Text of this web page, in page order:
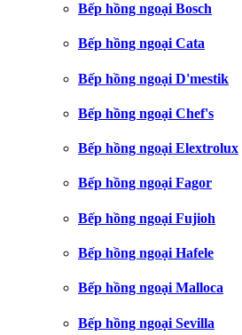
Bếp hồng ngoại Bosch
Bếp hồng ngoại Cata
Bếp hồng ngoại D'mestik
Bếp hồng ngoại Chef's
Bếp hồng ngoại Elextrolux
Bếp hồng ngoại Fagor
Bếp hồng ngoại Fujioh
Bếp hồng ngoại Hafele
Bếp hồng ngoại Malloca
Bếp hồng ngoại Sevilla